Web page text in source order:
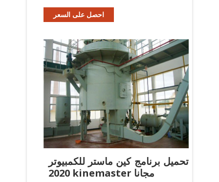
احصل على السعر
تحميل برنامج كين ماستر للكمبيوتر
2020 kinemaster مجانا